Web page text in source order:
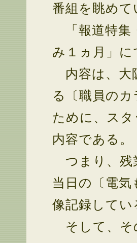
番組を眺め
「報道特集
み１ヵ月」
内容は、大
る〔職員の
ために、ス
内容である。
つまり、残
当日の〔電
像記録してい
そして、そ